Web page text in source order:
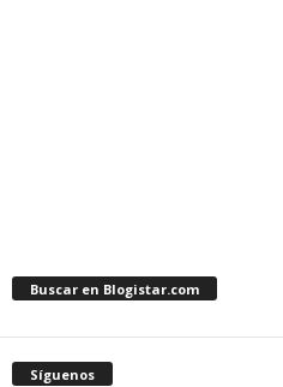
Buscar en Blogistar.com
Síguenos